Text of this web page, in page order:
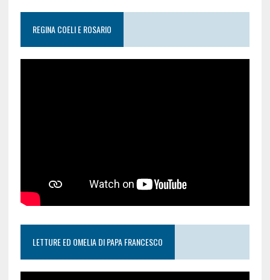
REGINA COELI E ROSARIO
LETTURE ED OMELIA DI PAPA FRANCESCO